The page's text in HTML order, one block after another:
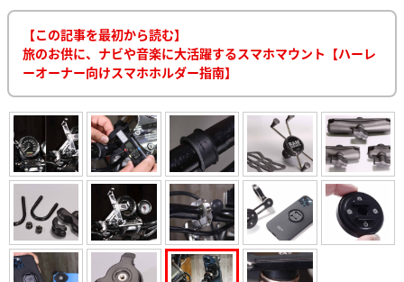
【この記事を最初から読む】
旅のお供に、ナビや音楽に大活躍するスマホマウント【ハーレ
ーオーナー向けスマホホルダー指南】